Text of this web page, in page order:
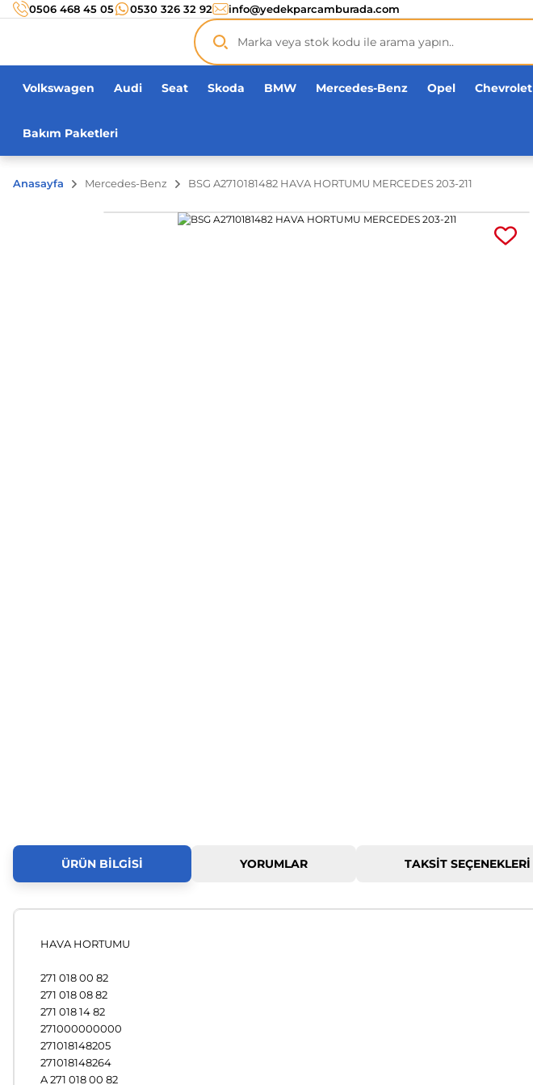
Türkiye’nin her noktasına 3000 TL ve üzerikargo ücretsiz!
Orijinal ürün
Üç yüz yirmi bin ürünadeti!
0506 468 45 05 0530 326 32 92 info@yedekparcamburada.com
Volkswagen Audi Seat Skoda BMW Mercedes-Benz Opel Chevrolet
Bakım Paketleri
Anasayfa Mercedes-Benz BSG A2710181482 HAVA HORTUMU MERCEDES 203-211
ÜRÜN BILGISI YORUMLAR TAKSIT SEÇENEKLERI
HAVA HORTUMU
271 018 00 82
271 018 08 82
271 018 14 82
271000000000
271018148205
271018148264
A 271 018 00 82